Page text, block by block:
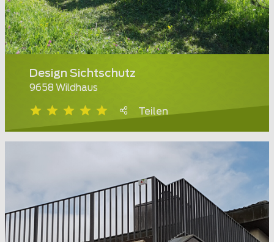
Design Sichtschutz
9658 Wildhaus
Teilen